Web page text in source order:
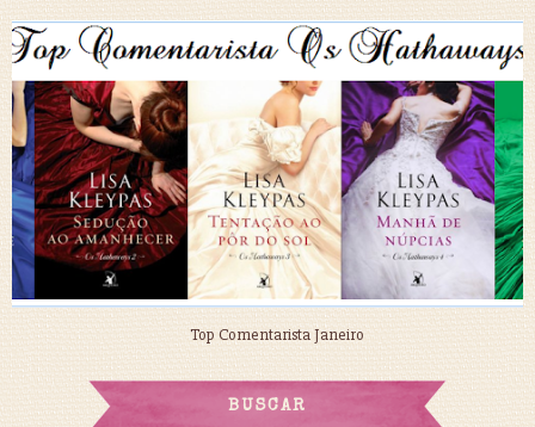
Top Comentarista Janeiro
BUSCAR